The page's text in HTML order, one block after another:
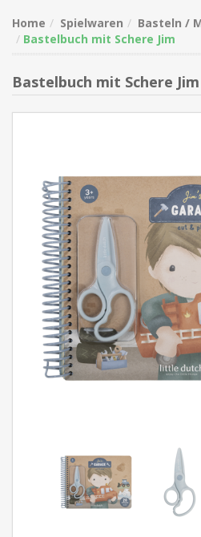
Home Spielwaren
Basteln /
Bastelbuch mit Schere Jim
Bastelbuch mit Schere Jim